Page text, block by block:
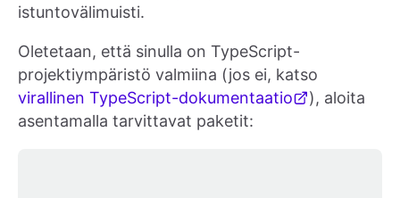
istuntovälimuisti.
Oletetaan, että sinulla on TypeScript-
projektiympäristö valmiina (jos ei, katso
virallinen TypeScript-dokumentaatio
), aloita
asentamalla tarvittavat paketit: